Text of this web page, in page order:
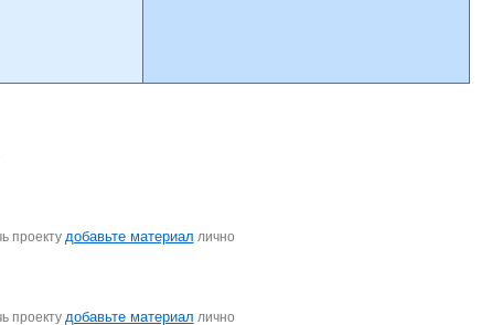
проекту добавьте материал лично
проекту добавьте материал лично